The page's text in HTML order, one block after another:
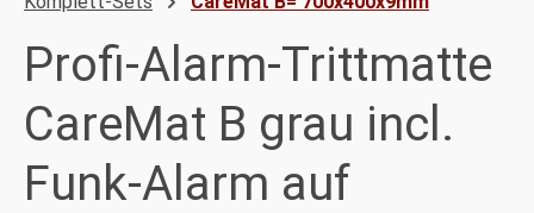
Profi-Alarm-Trittmatte
CareMat B grau incl.
Funk-Alarm auf